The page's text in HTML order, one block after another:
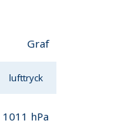
Graf
lufttryck
1011 hPa